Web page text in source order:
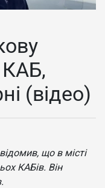
(відео)
що в місті
КАБів. Він